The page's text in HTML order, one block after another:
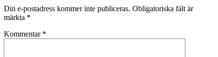
Din e-postadress kommer inte publiceras. Obligatoriska fält är
märkta *
Kommentar *